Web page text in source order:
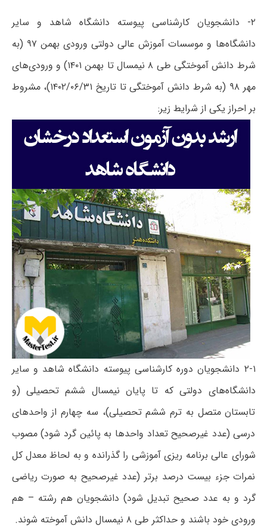
۲- دانشجویان کارشناسی پیوسته دانشگاه شاهد و سایر
دانشگاه‌ها و موسسات آموزش عالی دولتی ورودی بهمن ۹۷ (به
شرط دانش آموختگی طی ۸ نیمسال تا بهمن ۱۴۰۱) و ورودی‌های
مهر ۹۸ (به شرط دانش آموختگی تا تاریخ ۱۴۰۲/۰۶/۳۱)، مشروط
بر احراز یکی از شرایط زیر:
۲-۱ دانشجویان دوره کارشناسی پیوسته دانشگاه شاهد و سایر
دانشگاه‌های دولتی که تا پایان نیمسال ششم تحصیلی (و
تابستان متصل به ترم ششم تحصیلی)، سه چهارم از واحدهای
درسی (عدد غیرصحیح تعداد واحدها به پائین گرد شود) مصوب
شورای عالی برنامه ریزی آموزشی را گذرانده و به لحاظ معدل کل
نمرات جزء بیست درصد برتر (عدد غیرصحیح به صورت ریاضی
گرد و به عدد صحیح تبدیل شود) دانشجویان هم رشته – هم
ورودی خود باشند و حداکثر طی ۸ نیمسال دانش آموخته شوند.